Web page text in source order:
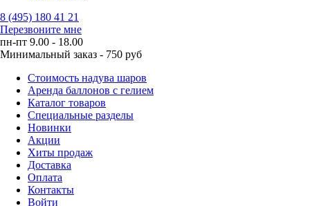
8 (495) 180 41 21
Перезвоните мне
пн-пт 9.00 - 18.00
Минимальный заказ - 750 руб
Стоимость надува шаров
Аренда баллонов с гелием
Каталог товаров
Специальные разделы
Новинки
Акции
Хиты продаж
Доставка
Оплата
Контакты
Войти